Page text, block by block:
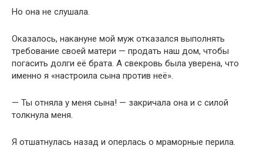
Но она не слушала.
Оказалось, накануне мой муж отказался выполнять
требование своей матери — продать наш дом, чтобы
погасить долги её брата. А свекровь была уверена, что
именно я «настроила сына против неё».
— Ты отняла у меня сына! — закричала она и с силой
толкнула меня.
Я отшатнулась назад и оперлась о мраморные перила.